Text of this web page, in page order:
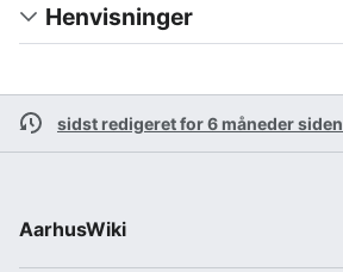
Henvisninger
sidst redigeret for 6 måneder siden
AarhusWiki